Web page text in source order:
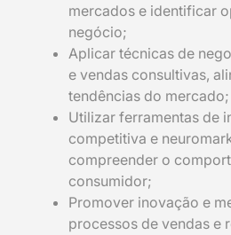
mercados e identificar
negócio;
Aplicar técnicas de
e vendas consultivas,
tendências do mercado;
Utilizar ferramentas de
competitiva e
compreender o
consumidor;
Promover inovação e
processos de vendas e